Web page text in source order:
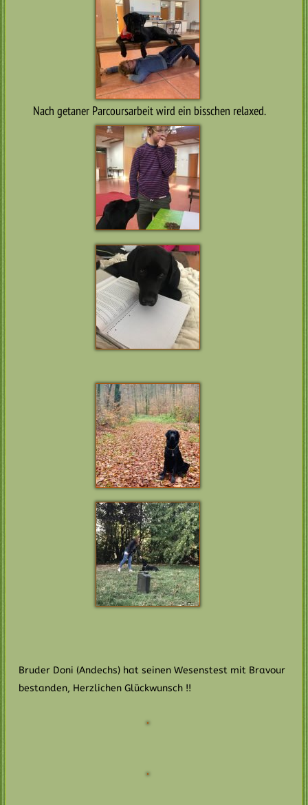
Nach getaner Parcoursarbeit wird ein bisschen relaxed.
Bruder Doni (Andechs) hat seinen Wesenstest mit Bravour
bestanden, Herzlichen Glückwunsch !!